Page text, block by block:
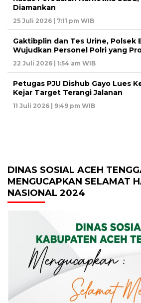
Diamankan
25 Juli 2026 | 7:11 pm WIB
Gaktibplin dan Tes Urine, Polsek
Wujudkan Personel Polri yang
22 Juli 2026 | 1:54 am WIB
Petugas PJU Dishub Gayo Lues
Kejar Target Terangi Jalanan
11 Juli 2026 | 9:49 pm WIB
DINAS SOSIAL ACEH
MENGUCAPKAN SELAMAT
NASIONAL 2024